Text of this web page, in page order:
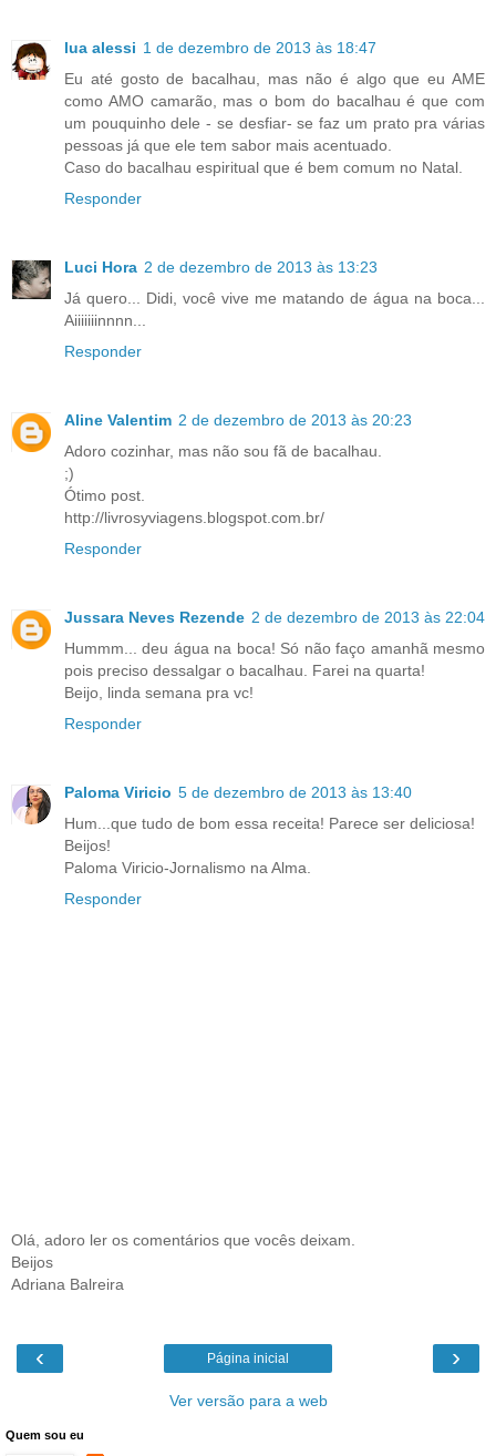
lua alessi 1 de dezembro de 2013 às 18:47
Eu até gosto de bacalhau, mas não é algo que eu AME
como AMO camarão, mas o bom do bacalhau é que com
um pouquinho dele - se desfiar- se faz um prato pra várias
pessoas já que ele tem sabor mais acentuado.
Caso do bacalhau espiritual que é bem comum no Natal.
Responder
Luci Hora 2 de dezembro de 2013 às 13:23
Já quero... Didi, você vive me matando de água na boca...
Aiiiiiiinnnn...
Responder
Aline Valentim 2 de dezembro de 2013 às 20:23
Adoro cozinhar, mas não sou fã de bacalhau.
;)
Ótimo post.
http://livrosyviagens.blogspot.com.br/
Responder
Jussara Neves Rezende 2 de dezembro de 2013 às 22:04
Hummm... deu água na boca! Só não faço amanhã mesmo
pois preciso dessalgar o bacalhau. Farei na quarta!
Beijo, linda semana pra vc!
Responder
Paloma Viricio 5 de dezembro de 2013 às 13:40
Hum...que tudo de bom essa receita! Parece ser deliciosa!
Beijos!
Paloma Viricio-Jornalismo na Alma.
Responder
Olá, adoro ler os comentários que vocês deixam.
Beijos
Adriana Balreira
‹ ›
Página inicial
Ver versão para a web
Quem sou eu